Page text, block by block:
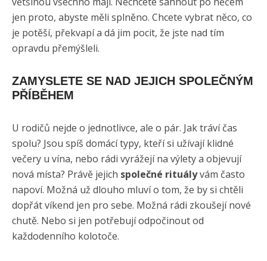
jen proto, abyste měli splněno. Chcete vybrat něco, co
je potěší, překvapí a dá jim pocit, že jste nad tím
opravdu přemýšleli.
ZAMYSLETE SE NAD JEJICH SPOLEČNÝM
PŘÍBĚHEM
U rodičů nejde o jednotlivce, ale o pár. Jak tráví čas
spolu? Jsou spíš domácí typy, kteří si užívají klidné
večery u vína, nebo rádi vyrážejí na výlety a objevují
nová místa? Právě jejich společné rituályvám často
napoví. Možná už dlouho mluví o tom, že by si chtěli
dopřát víkend jen pro sebe. Možná rádi zkoušejí nové
chutě. Nebo si jen potřebují odpočinout od
každodenního kolotoče.